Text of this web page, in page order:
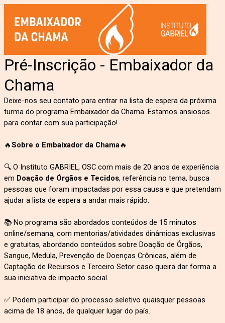
Pré-Inscrição - Embaixador da
Chama
Deixe-nos seu contato para entrar na lista de espera da próxima
turma do programa Embaixador da Chama. Estamos ansiosos
para contar com sua participação!
🔥Sobre o Embaixador da Chama🔥
🔍 O Instituto GABRIEL, OSC com mais de 20 anos de experiência
em Doação de Órgãos e Tecidos, referência no tema, busca
pessoas que foram impactadas por essa causa e que pretendam
ajudar a lista de espera a andar mais rápido.
📚 No programa são abordados conteúdos de 15 minutos
online/semana, com mentorias/atividades dinâmicas exclusivas
e gratuitas, abordando conteúdos sobre Doação de Órgãos,
Sangue, Medula, Prevenção de Doenças Crônicas, além de
Captação de Recursos e Terceiro Setor caso queira dar forma a
sua iniciativa de impacto social.
✅ Podem participar do processo seletivo quaisquer pessoas
acima de 18 anos, de qualquer lugar do país.